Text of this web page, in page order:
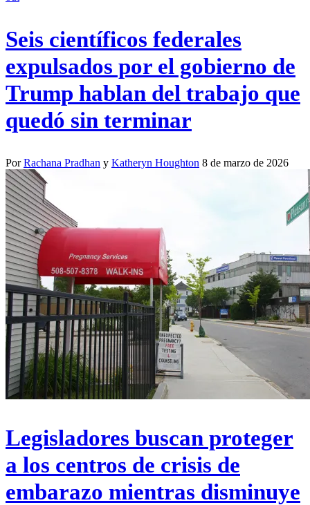
Seis científicos federales
expulsados por el gobierno de
Trump hablan del trabajo que
quedó sin terminar
PorRachana Pradhan y Katheryn Houghton 8 de marzo de 2026
Legisladores buscan proteger
a los centros de crisis de
embarazo mientras disminuye